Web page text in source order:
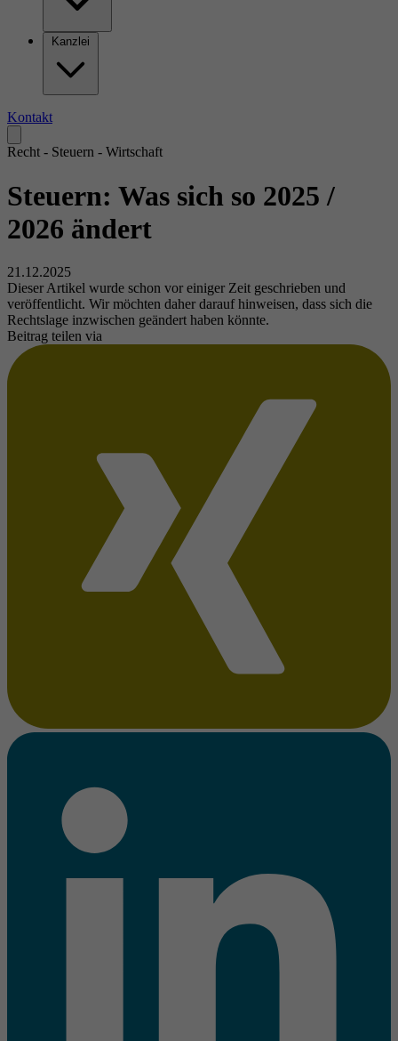
Kanzlei
Kontakt
Recht - Steuern - Wirtschaft
Steuern: Was sich so 2025 /
2026 ändert
21.12.2025
Dieser Artikel wurde schon vor einiger Zeit geschrieben und
veröffentlicht. Wir möchten daher darauf hinweisen, dass sich die
Rechtslage inzwischen geändert haben könnte.
Beitrag teilen via